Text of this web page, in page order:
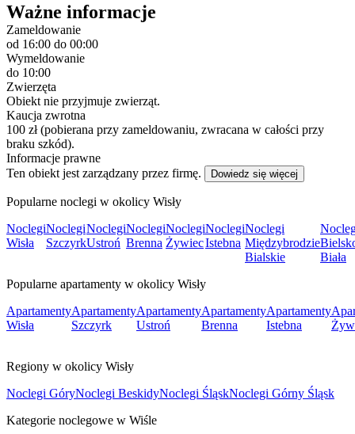
Ważne informacje
Zameldowanie
od 16:00 do 00:00
Wymeldowanie
do 10:00
Zwierzęta
Obiekt nie przyjmuje zwierząt.
Kaucja zwrotna
100 zł (pobierana przy zameldowaniu, zwracana w całości przy
braku szkód).
Informacje prawne
Ten obiekt jest zarządzany przez firmę.
Dowiedz się więcej
Popularne noclegi w okolicy Wisły
Noclegi
Wisła
Noclegi
Szczyrk
Noclegi
Ustroń
Noclegi
Brenna
Noclegi
Żywiec
Noclegi
Istebna
Noclegi
Międzybrodzie
Bialskie
Biała
Popularne apartamenty w okolicy Wisły
Apartamenty
Wisła
Apartamenty
Szczyrk
Apartamenty
Ustroń
Apartamenty
Brenna
Apartamenty
Istebna
Regiony w okolicy Wisły
Noclegi GóryNoclegi BeskidyNoclegi ŚląskNoclegi Górny Śląsk
Kategorie noclegowe w Wiśle